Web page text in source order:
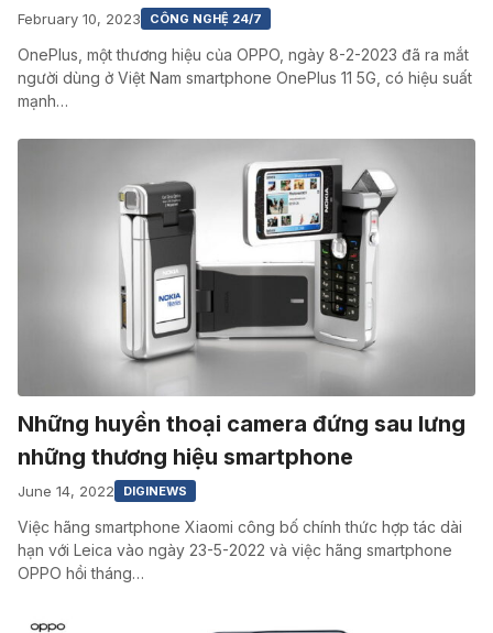
February 10, 2023 CÔNG NGHỆ 24/7
OnePlus, một thương hiệu của OPPO, ngày 8-2-2023 đã ra mắt
người dùng ở Việt Nam smartphone OnePlus 11 5G, có hiệu suất
mạnh…
Những huyền thoại camera đứng sau lưng
những thương hiệu smartphone
June 14, 2022 DIGINEWS
Việc hãng smartphone Xiaomi công bố chính thức hợp tác dài
hạn với Leica vào ngày 23-5-2022 và việc hãng smartphone
OPPO hồi tháng…